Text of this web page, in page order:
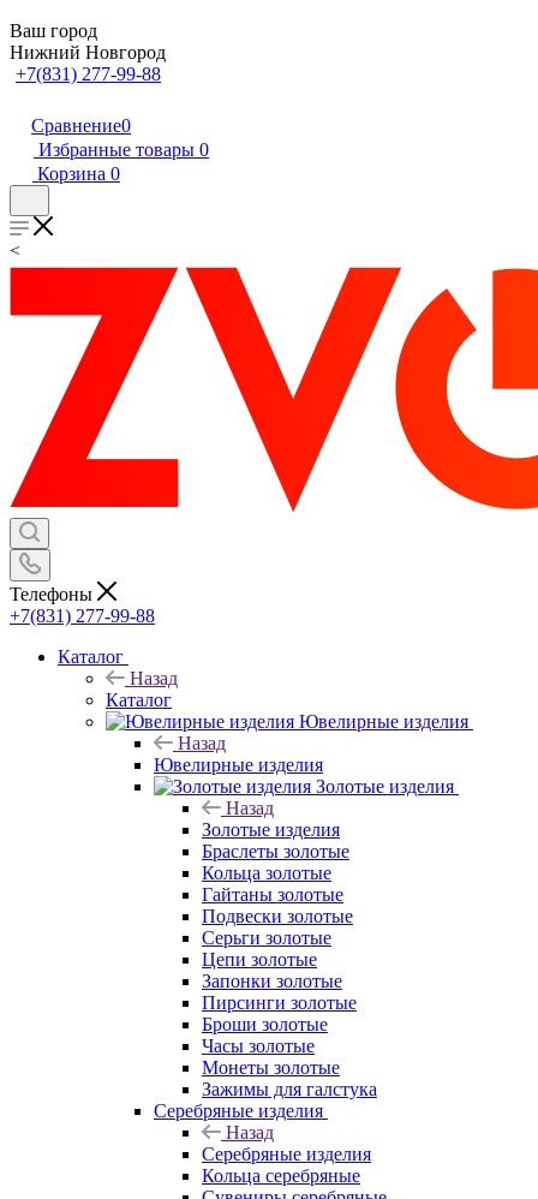
Ваш город
Нижний Новгород
+7(831) 277-99-88
Сравнение0
Избранные товары 0
Корзина 0
<
Телефоны
+7(831) 277-99-88
Каталог
Назад
Каталог
Ювелирные изделия
Назад
Ювелирные изделия
Золотые изделия
Назад
Золотые изделия
Браслеты золотые
Кольца золотые
Гайтаны золотые
Подвески золотые
Серьги золотые
Цепи золотые
Запонки золотые
Пирсинги золотые
Броши золотые
Часы золотые
Монеты золотые
Зажимы для галстука
Серебряные изделия
Назад
Серебряные изделия
Кольца серебряные